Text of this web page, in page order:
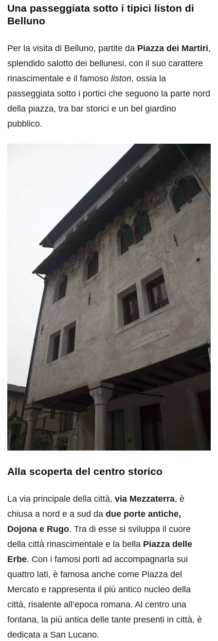
Una passeggiata sotto i tipici liston di
Belluno
Per la visita di Belluno, partite da Piazza dei Martiri,
splendido salotto dei bellunesi, con il suo carattere
rinascimentale e il famoso liston, ossia la
passeggiata sotto i portici che seguono la parte nord
della piazza, tra bar storici e un bel giardino
pubblico.
Alla scoperta del centro storico
La via principale della città, via Mezzaterra, è
chiusa a nord e a sud da due porte antiche,
Dojona e Rugo. Tra di esse si sviluppa il cuore
della città rinascimentale e la bella Piazza delle
Erbe. Con i famosi porti ad accompagnarla sui
quattro lati, è famosa anche come Piazza del
Mercato e rappresenta il più antico nucleo della
città, risalente all’epoca romana. Al centro una
fontana, la più antica delle tante presenti in città, è
dedicata a San Lucano.